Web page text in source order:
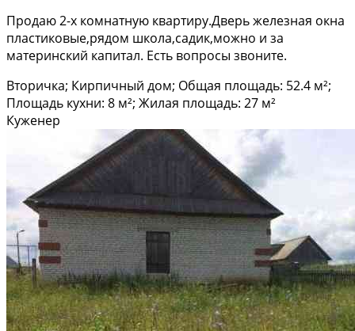
Продаю 2-х комнатную квартиру.Дверь железная окна
пластиковые,рядом школа,садик,можно и за
материнский капитал. Есть вопросы звоните.
Вторичка; Кирпичный дом; Общая площадь: 52.4 м²;
Площадь кухни: 8 м²; Жилая площадь: 27 м²
Куженер